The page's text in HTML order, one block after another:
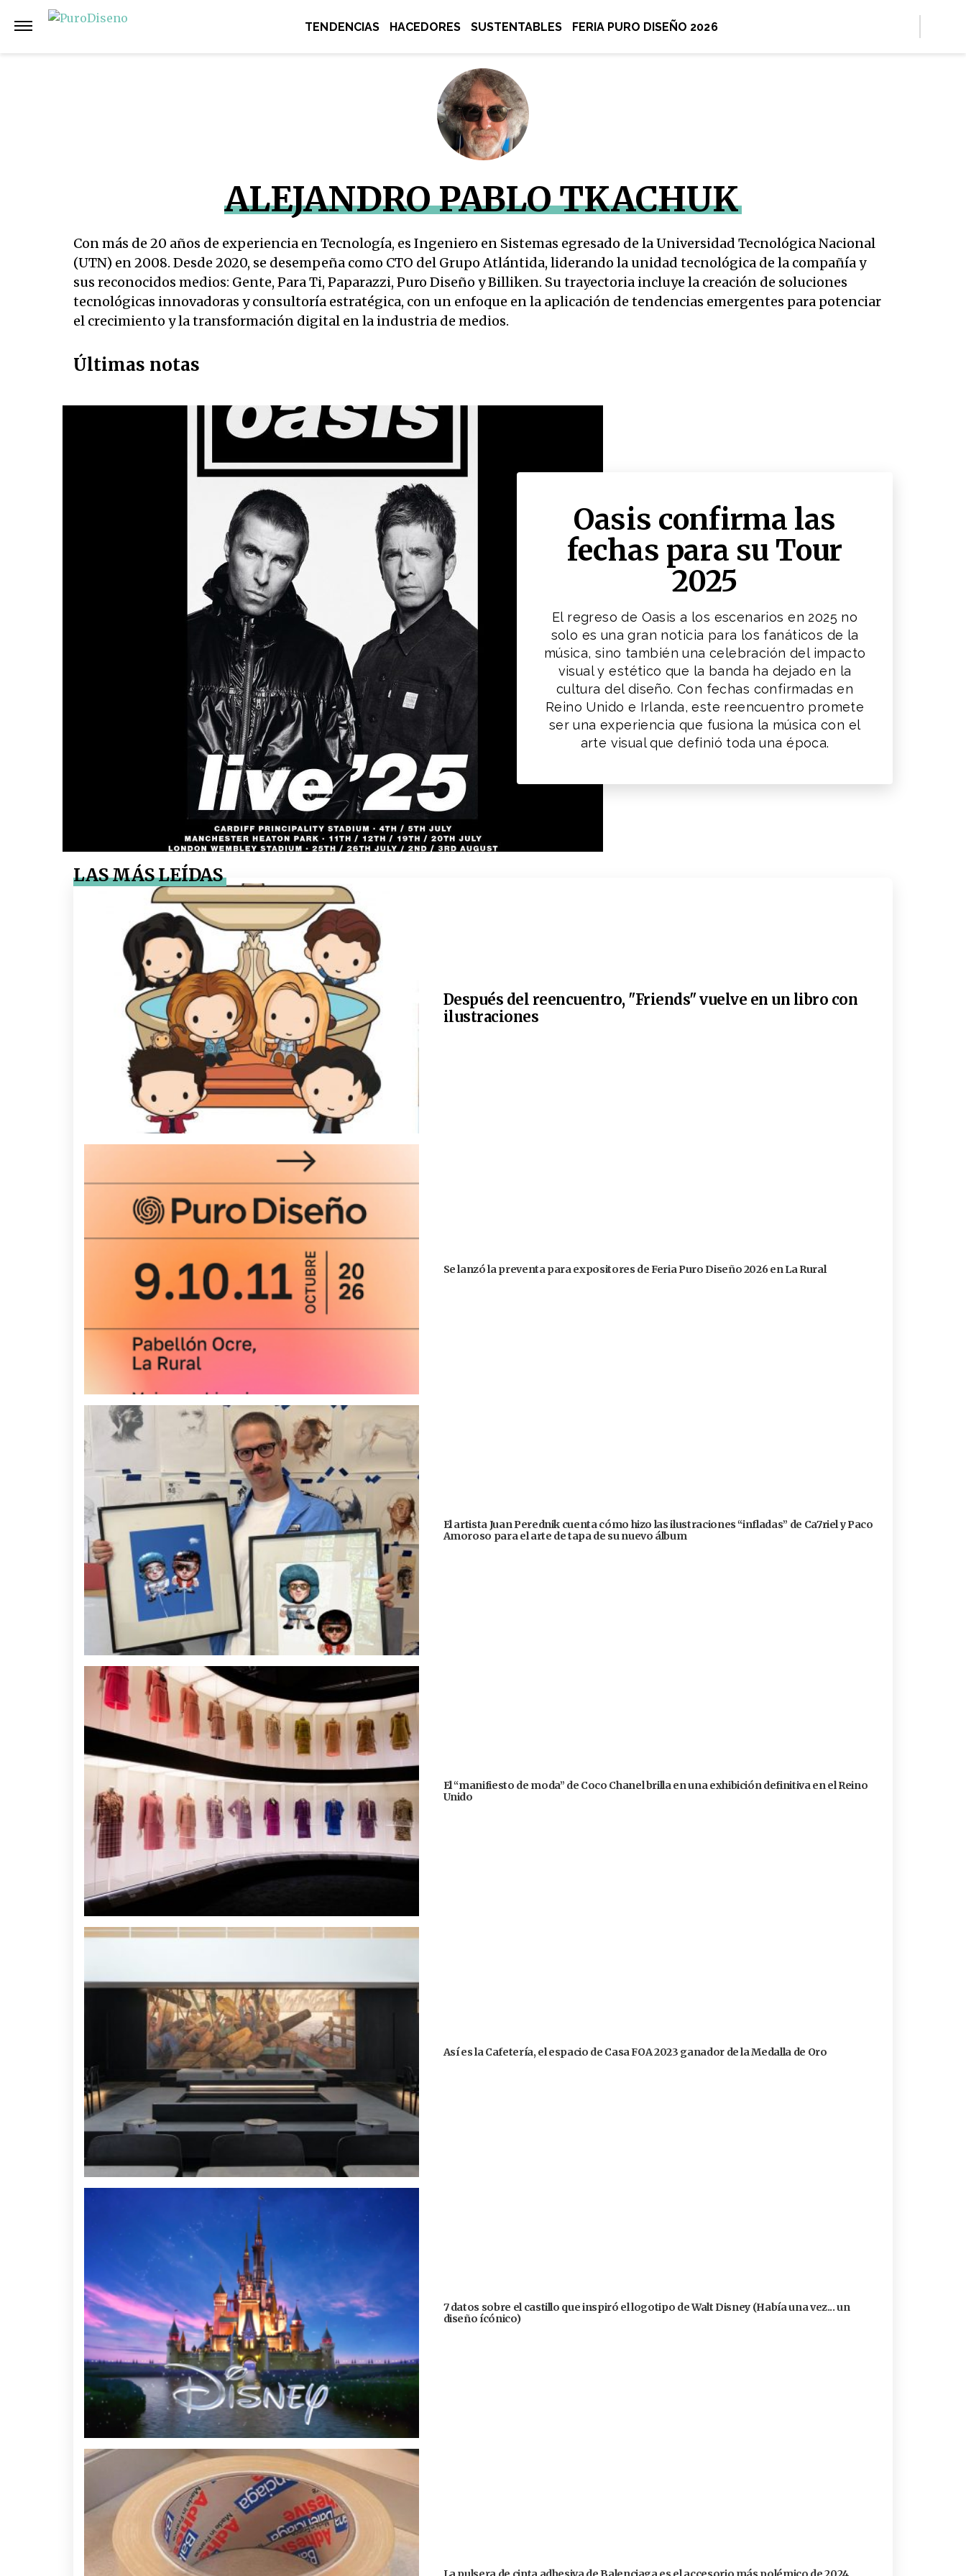
TENDENCIAS HACEDORES SUSTENTABLES FERIA PURO DISEÑO 2026
ALEJANDRO PABLO TKACHUK
Con más de 20 años de experiencia en Tecnología, es Ingeniero en Sistemas egresado de la Universidad Tecnológica Nacional
(UTN) en 2008. Desde 2020, se desempeña como CTO del Grupo Atlántida, liderando la unidad tecnológica de la compañía y
sus reconocidos medios: Gente, Para Ti, Paparazzi, Puro Diseño y Billiken. Su trayectoria incluye la creación de soluciones
tecnológicas innovadoras y consultoría estratégica, con un enfoque en la aplicación de tendencias emergentes para potenciar
el crecimiento y la transformación digital en la industria de medios.
Últimas notas
Oasis confirma las
fechas para su Tour
2025
El regreso de Oasis a los escenarios en 2025 no
solo es una gran noticia para los fanáticos de la
música, sino también una celebración del impacto
visual y estético que la banda ha dejado en la
cultura del diseño. Con fechas confirmadas en
Reino Unido e Irlanda, este reencuentro promete
ser una experiencia que fusiona la música con el
arte visual que definió toda una época.
LAS MÁS LEÍDAS
Después del reencuentro, "Friends" vuelve en un libro con
ilustraciones
Se lanzó la preventa para expositores de Feria Puro Diseño 2026 en La Rural
El artista Juan Perednik cuenta cómo hizo las ilustraciones “infladas” de Ca7riel y Paco
Amoroso para el arte de tapa de su nuevo álbum
El “manifiesto de moda” de Coco Chanel brilla en una exhibición definitiva en el Reino
Unido
Así es la Cafetería, el espacio de Casa FOA 2023 ganador de la Medalla de Oro
7 datos sobre el castillo que inspiró el logotipo de Walt Disney (Había una vez... un
diseño ícónico)